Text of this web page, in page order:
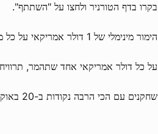
בקרו בדף הטורניר ולחצו על "השתתף".
הימור מינימלי של 1 דולר אמריקאי על כל משחק בשידור חי שעומד בקריטריונים.
על כל דולר אמריקאי אחד שתהמר,
שחקנים עם הכי הרבה נקודות ב-20 באוקטובר 2025 יזכו בפרס כספי.